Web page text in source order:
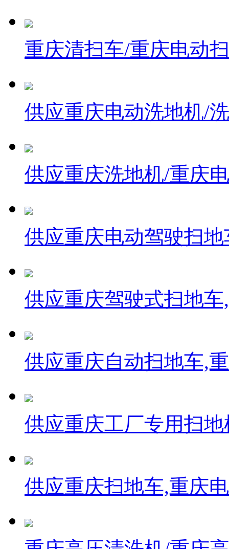
重庆清扫车/重庆电动
供应重庆电动洗地机/
供应重庆洗地机/重庆
供应重庆电动驾驶扫地
供应重庆驾驶式扫地车
供应重庆自动扫地车,
供应重庆工厂专用扫地
供应重庆扫地车,重庆